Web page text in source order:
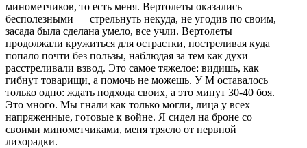
минометчиков, то есть меня. Вертолеты оказались
бесполезными — стрельнуть некуда, не угодив по своим,
засада была сделана умело, все учли. Вертолеты
продолжали кружиться для острастки, постреливая куда
попало почти без пользы, наблюдая за тем как духи
расстреливали взвод. Это самое тяжелое: видишь, как
гибнут товарищи, а помочь не можешь. У М оставалось
только одно: ждать подхода своих, а это минут 30-40 боя.
Это много. Мы гнали как только могли, лица у всех
напряженные, готовые к войне. Я сидел на броне со
своими минометчиками, меня трясло от нервной
лихорадки.